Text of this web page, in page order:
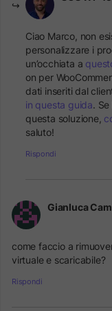
Ciao Marco, non
personalizzare i
un’occhiata a
on per
dati inseriti dal
in questa guida.
questa soluzione,
saluto!
Rispondi
Gianluca
come faccio a
virtuale e scaricabile?
Rispondi